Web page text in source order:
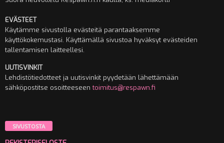
EVÄSTEET
Käytämme sivustolla evästeitä parantaaksemme
käyttökokemustasi. Käyttämällä sivustoa hyväksyt evästeiden
tallentamisen laitteellesi.
UUTISVINKIT
Lehdistötiedotteet ja uutisvinkit pyydetään lähettämään
sähköpostitse osoitteeseentoimitus@respawn.fi
SIVUSTOSTA